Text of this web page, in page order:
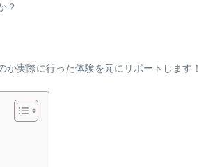
？
か実際に行った体験を元にリポートします！